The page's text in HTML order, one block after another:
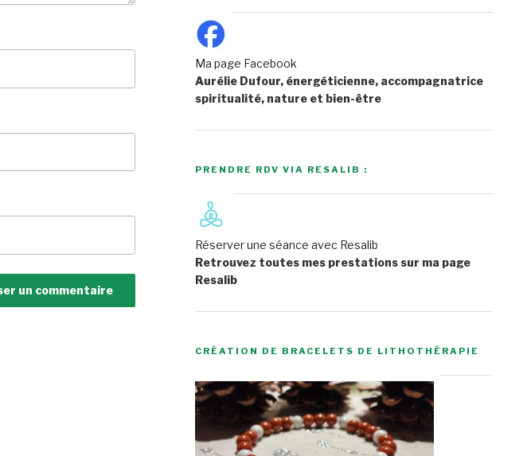
Ma page Facebook
Aurélie Dufour, énergéticienne, accompagnatrice
spiritualité, nature et bien-être
PRENDRE RDV VIA RESALIB :
Réserver une séance avec Resalib
Retrouvez toutes mes prestations sur ma page
Resalib
CRÉATION DE BRACELETS DE LITHOTHÉRAPIE